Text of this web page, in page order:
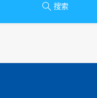
搜索